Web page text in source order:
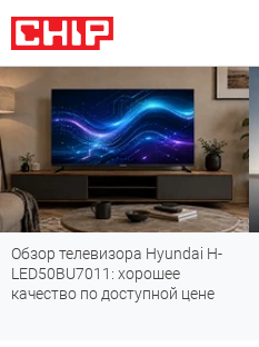
Обзор телевизора Hyundai H-
LED50BU7011: хорошее
качество по доступной цене